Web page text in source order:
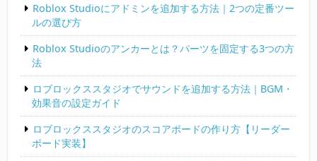
Roblox Studioにアドミンを追加する方法｜2つの定番ツー
ルの選び方
Roblox Studioのアンカーとは？パーツを固定する3つの方
法
ロブロックススタジオでサウンドを追加する方法｜BGM・
効果音の設定ガイド
ロブロックススタジオのスコアボードの作り方【リーダー
ボード実装】